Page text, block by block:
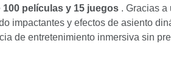
100 películas y 15 juegos . Gracias a
impactantes y efectos de asiento
de entretenimiento inmersiva sin